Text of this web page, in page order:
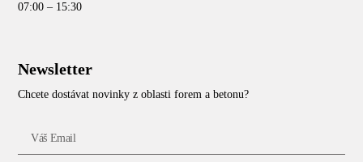
07:00 – 15:30
Newsletter
Chcete dostávat novinky z oblasti forem a betonu?